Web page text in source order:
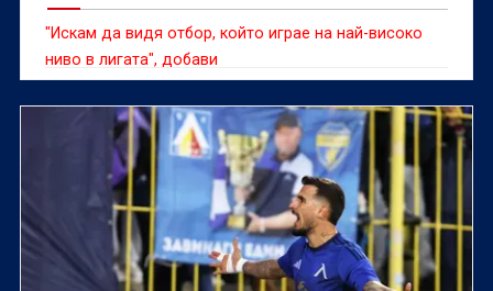
"Искам да видя отбор, който играе на най-високо
ниво в лигата", добави